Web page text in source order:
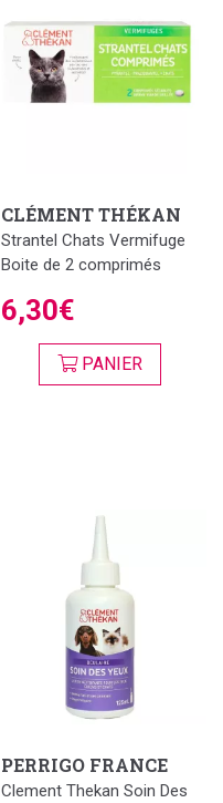
CLÉMENT THÉKAN
Strantel Chats Vermifuge
Boite de 2 comprimés
6,30€
PANIER
PERRIGO FRANCE
Clement Thekan Soin Des